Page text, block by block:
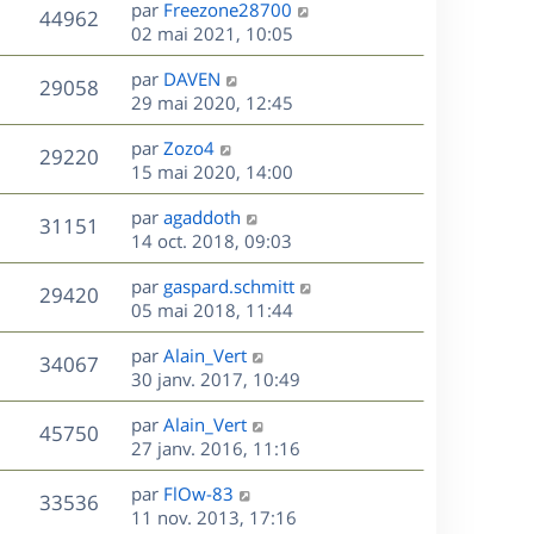
e
s
n
i
e
r
m
e
s
s
a
g
e
44962V
u
e
s
D
e
r
n
i
e
r
m
e
s
s
a
g
e
par Freezone28700
02 mai 2021, 10:05
29058V
u
D
e
r
n
i
e
r
m
e
s
s
a
g
e
par DAVEN
29 mai 2020, 12:45
29220V
u
s
D
e
r
n
i
e
r
m
e
s
s
a
g
e
par Zozo4
15 mai 2020, 14:00
31151
u
s
D
e
r
n
i
e
r
m
e
s
s
a
g
e
par agaddoth
14 oct. 2018, 09:03
29420V
u
s
D
e
r
n
i
e
r
m
e
s
s
par gaspard.schmitt
05 mai 2018, 11:44
34067V
u
D
e
r
n
i
e
r
m
par Alain_Vert
30 janv. 2017, 10:49
45750V
u
e
D
e
r
n
i
par Alain_Vert
27 janv. 2016, 11:16
33536V
D
e
par FlOw-83
11 nov. 2013, 17:16